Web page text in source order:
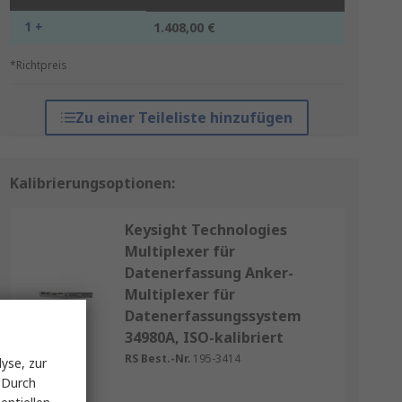
1 + 1.408,00 €
*Richtpreis
Zu einer Teileliste hinzufügen
Kalibrierungsoptionen:
Keysight Technologies
Multiplexer für
Datenerfassung Anker-
Multiplexer für
Datenerfassungssystem
34980A, ISO-kalibriert
RS Best.-Nr. 195-3414
Stück
zur